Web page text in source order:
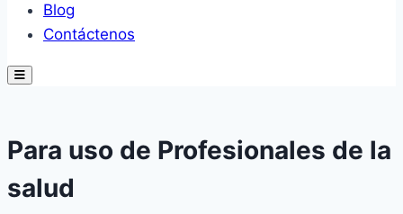
Blog
Contáctenos
Hamburger Toggle Menu
Para uso de Profesionales de la
salud